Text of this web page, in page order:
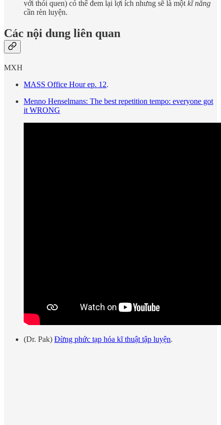
với thói quen) có thể đem lại lợi ích nhưng sẽ là một kĩ năng
cần rèn luyện.
Các nội dung liên quan
MXH
MASS Office Hour ep. 12.
Menno Henselmans: The best repetition tempo: everyone got
it WRONG
(Dr. Pak) Đừng phức tạp hóa kĩ thuật tập luyện.